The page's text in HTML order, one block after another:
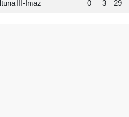
III-Imaz 0 3 29